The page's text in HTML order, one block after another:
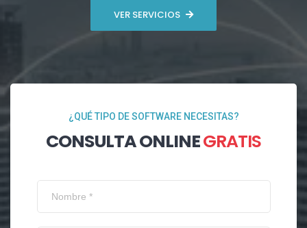
VER SERVICIOS
¿QUÉ TIPO DE SOFTWARE NECESITAS?
CONSULTA ONLINEGRATIS